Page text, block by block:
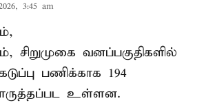
3:45 am
சிறுமுகை வனப்பகுதிகளில்
பணிக்காக 194
உள்ளன.